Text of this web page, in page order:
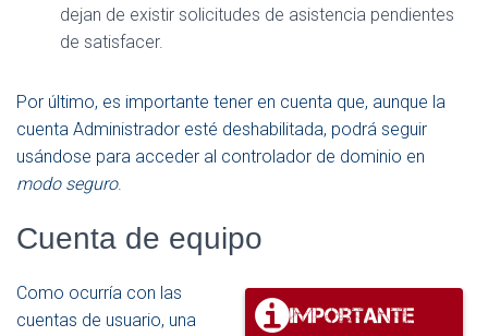
dejan de existir solicitudes de asistencia pendientes
de satisfacer.
Por último, es importante tener en cuenta que, aunque la
cuenta Administrador esté deshabilitada, podrá seguir
usándose para acceder al controlador de dominio en
modo seguro.
Cuenta de equipo
Como ocurría con las
cuentas de usuario, una